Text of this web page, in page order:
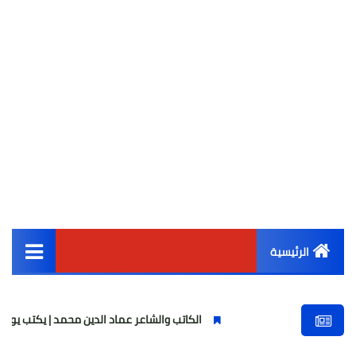
الرئيسية
أخبار مصر
الكاتب والشاعر عماد الدين محمد | يكتب يوميات شاعر